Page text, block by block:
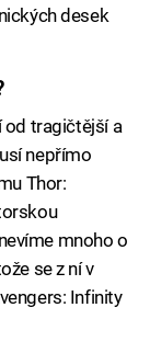
desek
od tragičtější a
nepřímo
Thor:
mnoho o
se z ní v
Infinity